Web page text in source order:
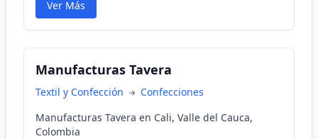
Ver Más
Manufacturas Tavera
Textil y Confección
Confecciones
Manufacturas Tavera en Cali, Valle del Cauca,
Colombia